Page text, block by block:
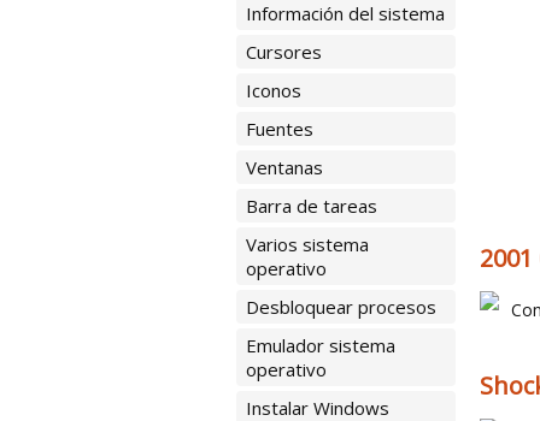
Información del sistema
Cursores
Iconos
Fuentes
Ventanas
Barra de tareas
Varios sistema
operativo
Desbloquear procesos
Emulador sistema
operativo
Instalar Windows